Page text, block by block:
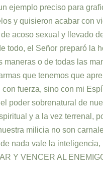
ejemplo preciso para
y quisieron acabar con
acoso sexual y llevado
todo, el Señor preparó
maneras o de todas las
que tenemos que
fuerza, sino con mi
poder sobrenatural de
y a la vez terrenal,
milicia no son
nada vale la
Y VENCER AL